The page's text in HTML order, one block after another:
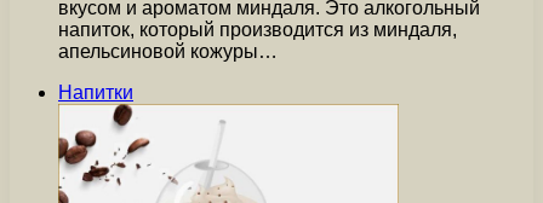
вкусом и ароматом миндаля. Это алкогольный
напиток, который производится из миндаля,
апельсиновой кожуры…
Напитки